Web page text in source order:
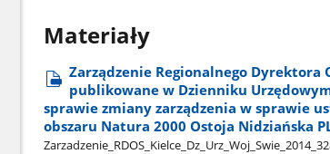
Materiały
Zarządzenie Regionalnego Dyrektora
publikowane w Dzienniku
sprawie zmiany zarządzenia w sprawie
obszaru Natura 2000 Ostoja Nidziańska